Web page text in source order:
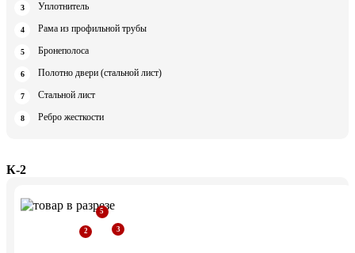
Уплотнитель
Рама из профильной трубы
Бронеполоса
Полотно двери (стальной лист)
Стальной лист
Ребро жесткости
К-2